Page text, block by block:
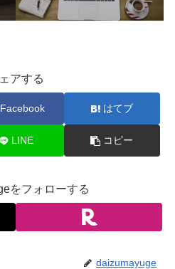
アする
Facebook はてブ
LINE コピー
をフォローする
daizumayuge